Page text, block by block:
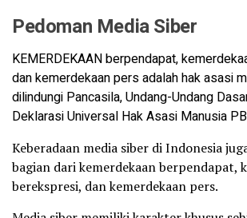
Pedoman Media Siber
KEMERDEKAAN berpendapat,
dan kemerdekaan pers adalah hak asasi
dilindungi Pancasila, Undang-Undang
Deklarasi Universal Hak Asasi Manusia
Keberadaan media siber di Indonesia
bagian dari kemerdekaan berpendapat,
berekspresi, dan kemerdekaan pers.